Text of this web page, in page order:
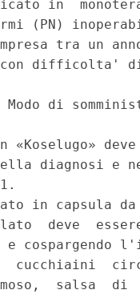
in
(PN)
tra un
difficolta'
Modo di
«Koselugo»
diagnosi e
in capsula
deve
cospargendo
cucchiaini
salsa